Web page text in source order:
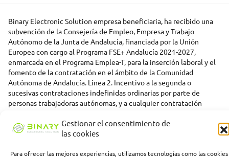
Gestionar el consentimiento de
las cookies
Para ofrecer las mejores experiencias, utilizamos tecnologías como las cookies
Binary Electronic Solution empresa beneficiaria, ha recibido una
subvención de la Consejería de Empleo, Empresa y Trabajo
Autónomo de la Junta de Andalucía, financiada por la Unión
Europea con cargo al Programa FSE+ Andalucía 2021-2027,
enmarcada en el Programa Emplea-T, para la inserción laboral y el
fomento de la contratación en el ámbito de la Comunidad
Autónoma de Andalucía. Línea 2. Incentivo a la segunda o
sucesivas contrataciones indefinidas ordinarias por parte de
personas trabajadoras autónomas, y a cualquier contratación